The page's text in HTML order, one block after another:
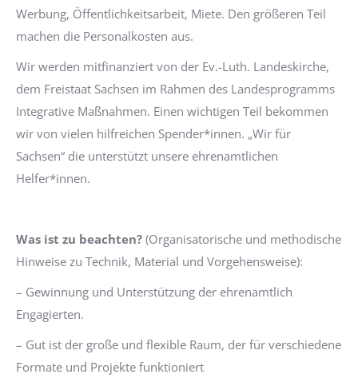
Werbung, Öffentlichkeitsarbeit, Miete. Den größeren Teil
machen die Personalkosten aus.
Wir werden mitfinanziert von der Ev.-Luth. Landeskirche,
dem Freistaat Sachsen im Rahmen des Landesprogramms
Integrative Maßnahmen. Einen wichtigen Teil bekommen
wir von vielen hilfreichen Spender*innen. „Wir für
Sachsen“ die unterstützt unsere ehrenamtlichen
Helfer*innen.
Was ist zu beachten? (Organisatorische und methodische
Hinweise zu Technik, Material und Vorgehensweise):
– Gewinnung und Unterstützung der ehrenamtlich
Engagierten.
– Gut ist der große und flexible Raum, der für verschiedene
Formate und Projekte funktioniert